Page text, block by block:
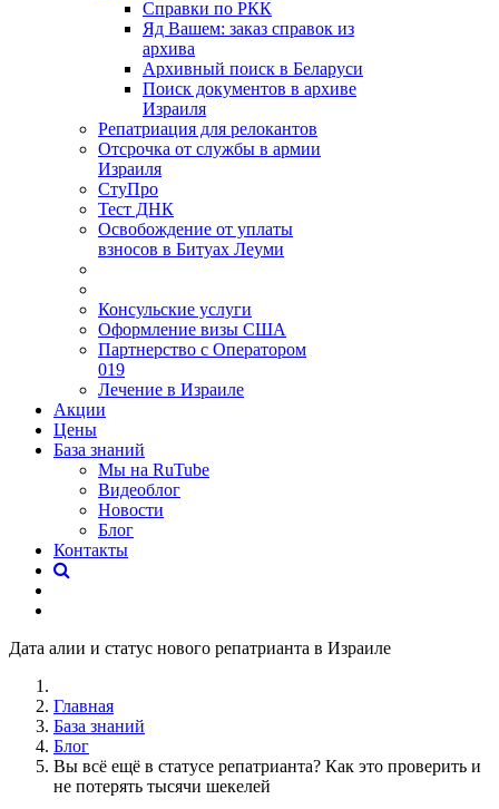
Справки по РКК
Яд Вашем: заказ справок из
архива
Архивный поиск в Беларуси
Поиск документов в архиве
Израиля
Репатриация для релокантов
Отсрочка от службы в армии
Израиля
СтуПро
Тест ДНК
Освобождение от уплаты
взносов в Битуах Леуми
Консульские услуги
Оформление визы США
Партнерство с Оператором
019
Лечение в Израиле
Акции
Цены
База знаний
Мы на RuTube
Видеоблог
Новости
Блог
Контакты
Дата алии и статус нового репатрианта в Израиле
Главная
База знаний
Блог
Вы всё ещё в статусе репатрианта? Как это проверить и
не потерять тысячи шекелей